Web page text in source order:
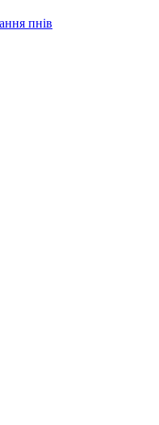
пнів